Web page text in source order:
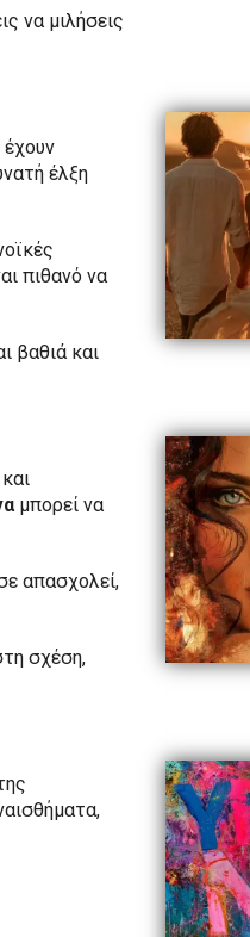
να μιλήσεις
έχουν
έλξη
πιθανό να
βαθιά και
μπορεί να
απασχολεί,
σχέση,